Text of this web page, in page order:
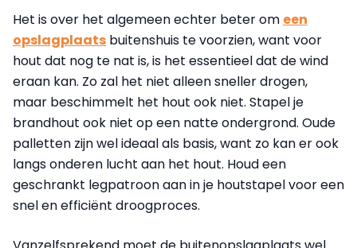
Het is over het algemeen echter beter om een
opslagplaats buitenshuis te voorzien, want voor
hout dat nog te nat is, is het essentieel dat de wind
eraan kan. Zo zal het niet alleen sneller drogen,
maar beschimmelt het hout ook niet. Stapel je
brandhout ook niet op een natte ondergrond. Oude
palletten zijn wel ideaal als basis, want zo kan er ook
langs onderen lucht aan het hout. Houd een
geschrankt legpatroon aan in je houtstapel voor een
snel en efficiënt droogproces.